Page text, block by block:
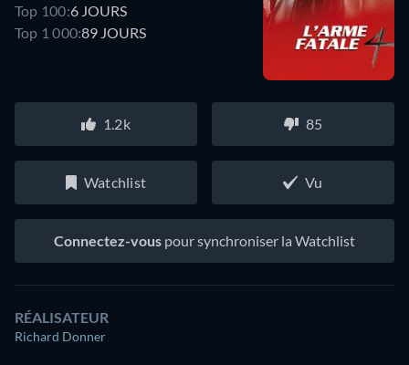
Top 100:6 JOURS
Top 1 000:89 JOURS
1.2k 85
Watchlist Vu
Connectez-vous pour synchroniser la Watchlist
RÉALISATEUR
Richard Donner